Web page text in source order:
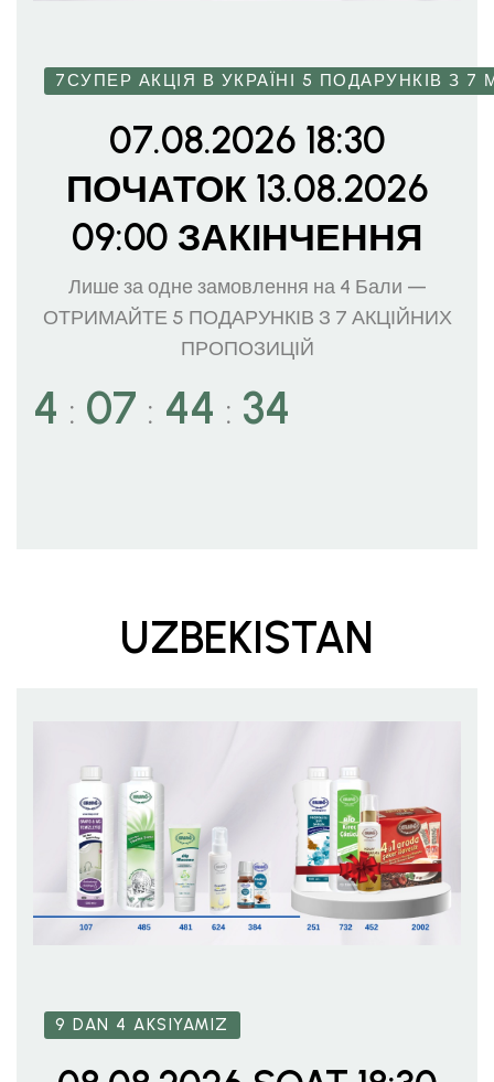
7СУПЕР АКЦІЯ В УКРАЇНІ 5 ПОДАРУНКІВ З 7
07.08.2026 18:30
ПОЧАТОК 13.08.2026
09:00 ЗАКІНЧЕННЯ
Лише за одне замовлення на 4 Бали —
ОТРИМАЙТЕ 5 ПОДАРУНКІВ З 7 АКЦІЙНИХ
ПРОПОЗИЦІЙ
4 : 07 : 44 : 32
UZBEKISTAN
9 DAN 4 AKSIYAMIZ